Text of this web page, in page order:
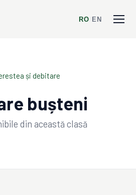
RO EN
și debitare
bușteni
din această clasă